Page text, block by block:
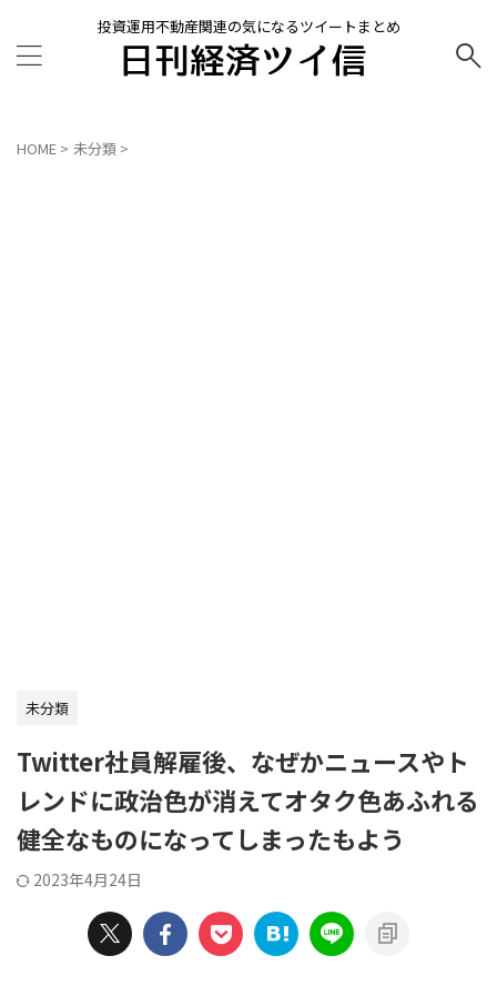
投資運用不動産関連の気になるツイートまとめ
HOME > 未分類 >
未分類
Twitter社員解雇後、なぜかニュースやト
レンドに政治色が消えてオタク色あふれる
健全なものになってしまったもよう
2023年4月24日